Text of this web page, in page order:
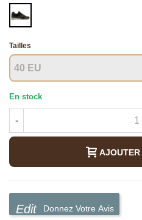
NOIR
Tailles
En stock
-
AJOUTER
Donnez Votre Avis